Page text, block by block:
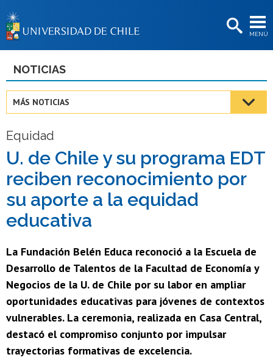
MENÚ
BIBLIOTECAS
Estudiantes
Funcionarias/os
Egresadas/os
NOTICIAS
MÁS NOTICIAS
Equidad
U. de Chile y su programa EDT
reciben reconocimiento por
su aporte a la equidad
educativa
La Fundación Belén Educa reconoció a la Escuela de
Desarrollo de Talentos de la Facultad de Economía y
Negocios de la U. de Chile por su labor en ampliar
oportunidades educativas para jóvenes de contextos
vulnerables. La ceremonia, realizada en Casa Central,
destacó el compromiso conjunto por impulsar
trayectorias formativas de excelencia.